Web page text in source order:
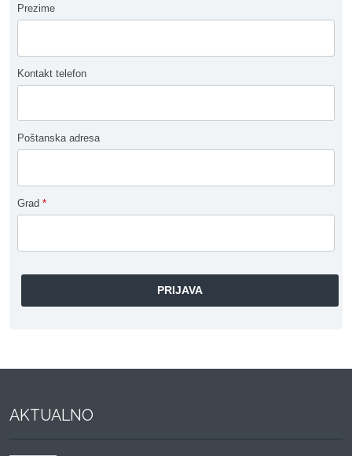
Prezime
Kontakt telefon
Poštanska adresa
Grad *
AKTUALNO